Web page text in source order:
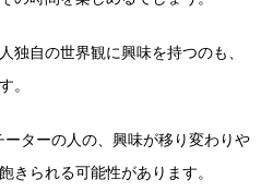
独自の世界観に興味を持つのも、
。
ーターの人の、興味が移り変わりや
きられる可能性があります。